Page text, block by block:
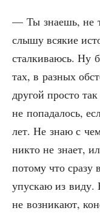
— Ты зна­ешь, не
слы­шу вся­кие
стал­ки­ва­юсь. Ну
тах, в раз­ных
дру­гой про­сто
не попа­да­лось,
лет. Не знаю с
никто не зна­ет,
пото­му что сра­зу
упус­каю из виду.
не воз­ни­ка­ют,